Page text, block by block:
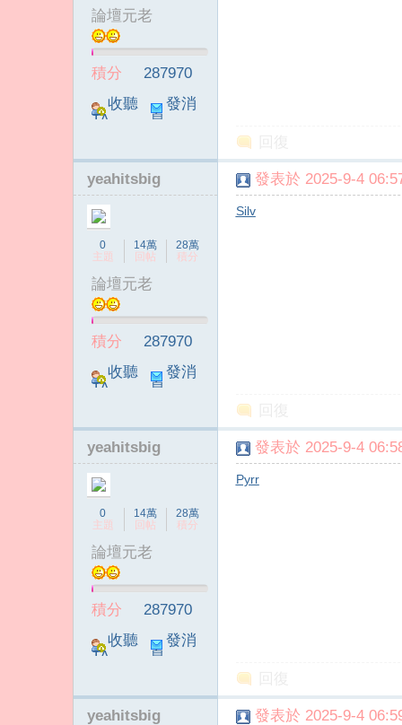
論壇元老
積分
287970
收聽
TA
發消
息
yeahitsbig
0
主題
14萬
回帖
28萬
積分
論壇元老
積分
287970
收聽
TA
發消
息
發表於 2025-9-4
Silv
yeahitsbig
0
主題
14萬
回帖
28萬
積分
論壇元老
積分
287970
收聽
TA
發消
息
發表於 2025-9-4
Pyrr
yeahitsbig 發表於 2025-9-4